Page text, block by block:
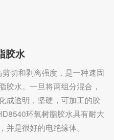
胶水
切和剥离强度，是一种速固
胶水。一旦将两组分混合，
成透明，坚硬，可加工的胶
环氧树脂胶水具有耐大
是很好的电绝缘体。